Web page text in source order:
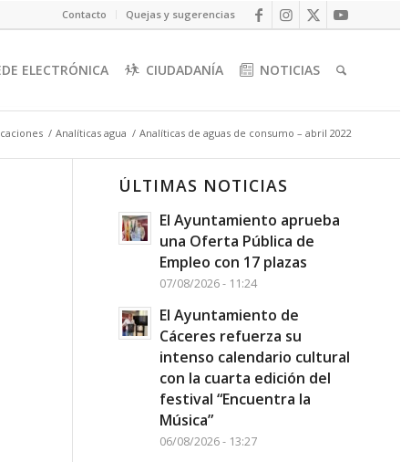
Contacto Quejas y sugerencias
ELECTRÓNICA CIUDADANÍA NOTICIAS
/ Analíticas agua / Analíticas de aguas de consumo – abril 2022
ÚLTIMAS NOTICIAS
El Ayuntamiento aprueba
una Oferta Pública de
Empleo con 17 plazas
07/08/2026 - 11:24
El Ayuntamiento de
Cáceres refuerza su
intenso calendario cultural
con la cuarta edición del
festival “Encuentra la
Música”
06/08/2026 - 13:27